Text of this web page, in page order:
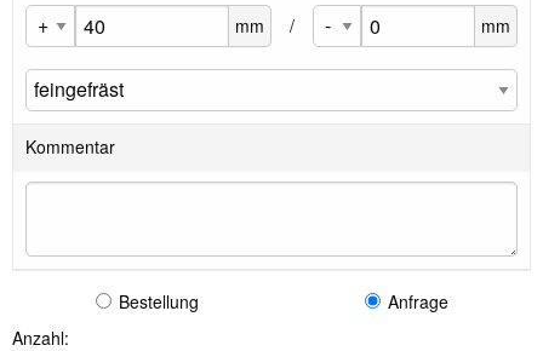
mm / mm
Kommentar
Bestellung
Anfrage
Anzahl: